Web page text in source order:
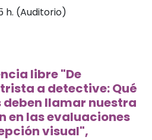
h. (Auditorio)
libre "De
a detective: Qué
deben llamar nuestra
en las evaluaciones
visual",